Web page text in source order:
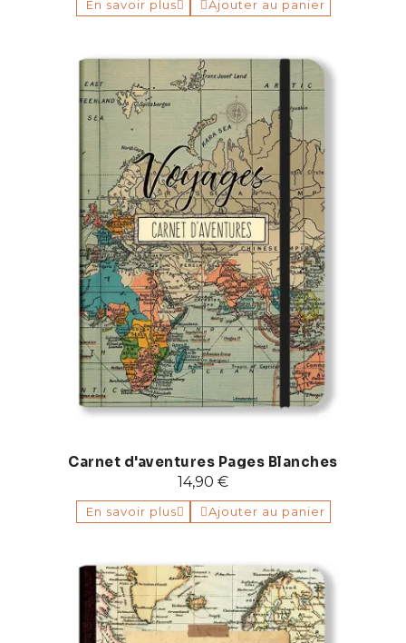
En savoir plus Ajouter au panier
Carnet d'aventures Pages Blanches
14,90 €
En savoir plus Ajouter au panier